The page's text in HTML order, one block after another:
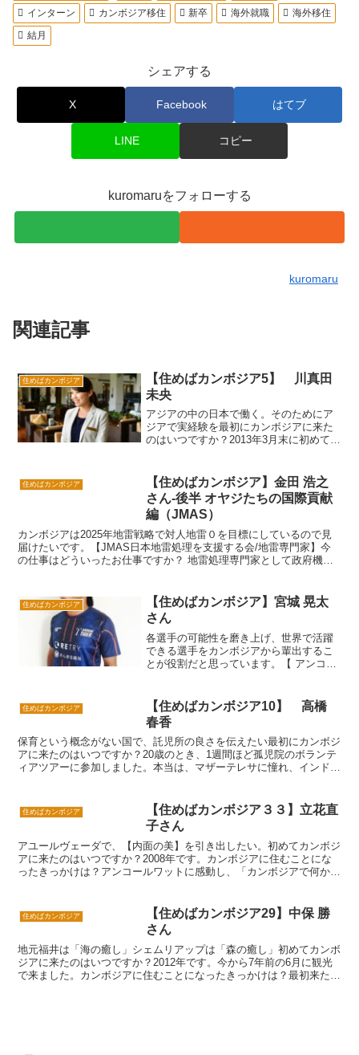
インターン
カンボジア移住 新卒 海外就職
海外移住
結月
シェアする
X Facebook はてブ
LINE コピー
kuromaruをフォローする
kuromaru
関連記事
住めばカンボジア
【住めばカンボジア5】 川真田
未央
アジアの中の日本で働く。そのためにア
ジアで実経験を最初にカンボジアに来た
のはいつですか？2013年3月末に初めて来
生時代からいつかは海外で働きたいと考
えていました。日本...
住めばカンボジア
【住めばカンボジア】金田 浩之
さん-後半 オヤジたちの国際貢献
編（JMAS）
カンボジアは2025年地雷戦略で対人地雷０を目標にしているので見
届けたいです。【JMAS日本地雷処理を支援する会/地雷専門家】今
の仕事はどういったお仕事ですか？ 地雷処理専門家として政府機関
住めばカンボジア
【住めばカンボジア】宮城 晃太
さん
各選手の可能性を磨き上げ、世界で活躍
できる選手をカンボジアから輩出するこ
とが役割だと思っています。【 アンコー
2019年1月21日に初めてカンボジアに来
まし...
住めばカンボジア
【住めばカンボジア10】 高橋
春香
保育という概念がない国で、託児所の良さを伝えたい最初にカンボジ
アに来たのはいつですか？20歳のとき、1週間ほど孤児院のボランテ
ィアツアーに参加しました。本当は、マザーテレサに憧れ、インドに
住めばカンボジア
【住めばカンボジア３３】立花直
子さん
アユールヴェーダで、【内面の美】を引き出したい。初めてカンボジ
アに来たのはいつですか？2008年です。カンボジアに住むことにな
ったきっかけは？アンコールワットに感動し、「カンボジアで何かや
住めばカンボジア
【住めばカンボジア29】中保 勝
さん
地元福井は「海の癒し」シェムリアップは「森の癒し」初めてカンボ
ジアに来たのはいつですか？2012年です。今から7年前の6月に観光
で来ました。カンボジアに住むことになったきっかけは？最初来た時